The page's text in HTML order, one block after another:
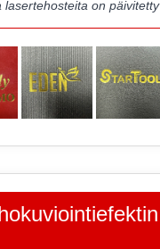
lasertehosteita on päivitetty